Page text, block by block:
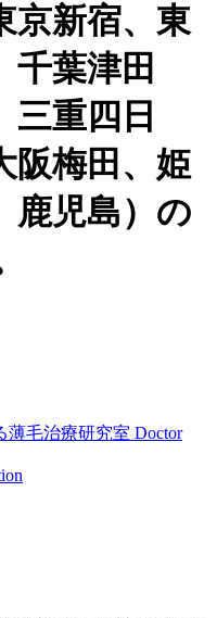
京新宿、東
千葉津田
三重四日
阪梅田、姫
鹿児島）の
薄毛治療研究室 Doctor